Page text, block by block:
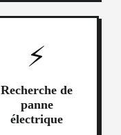
⚡
Recherche de
panne
électrique